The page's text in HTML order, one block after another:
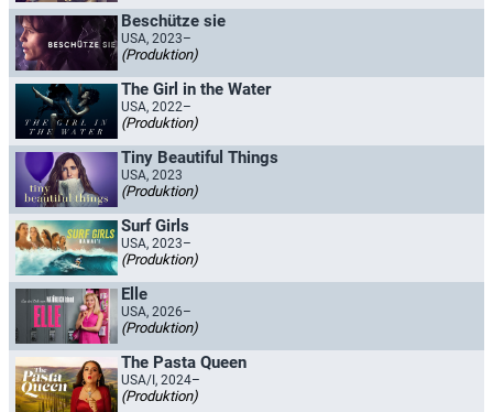
Beschütze sie
USA, 2023–
(Produktion)
The Girl in the Water
USA, 2022–
(Produktion)
Tiny Beautiful Things
USA, 2023
(Produktion)
Surf Girls
USA, 2023–
(Produktion)
Elle
USA, 2026–
(Produktion)
The Pasta Queen
USA/I, 2024–
(Produktion)